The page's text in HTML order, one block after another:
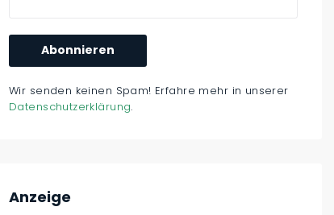
Wir senden keinen Spam! Erfahre mehr in unserer
Datenschutzerklärung.
Anzeige